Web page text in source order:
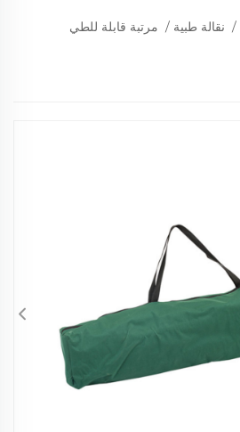
/ نقالة طبية / مرتبة قابلة للطي